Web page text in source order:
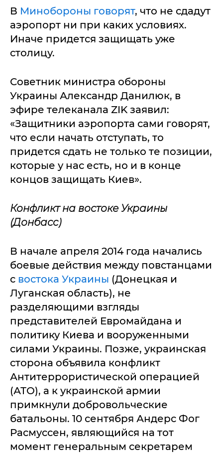
В Минобороны говорят, что не сдадут
аэропорт ни при каких условиях.
Иначе придется защищать уже
столицу.
Советник министра обороны
Украины Александр Данилюк, в
эфире телеканала ZIK заявил:
«Защитники аэропорта сами говорят,
что если начать отступать, то
придется сдать не только те позиции,
которые у нас есть, но и в конце
концов защищать Киев».
Конфликт на востоке Украины
(Донбасс)
В начале апреля 2014 года начались
боевые действия между повстанцами
с востока Украины (Донецкая и
Луганская область), не
разделяющими взгляды
представителей Евромайдана и
политику Киева и вооруженными
силами Украины. Позже, украинская
сторона объявила конфликт
Антитеррористической операцией
(АТО), а к украинской армии
примкнули добровольческие
батальоны. 10 сентября Андерс Фог
Расмуссен, являющийся на тот
момент генеральным секретарем